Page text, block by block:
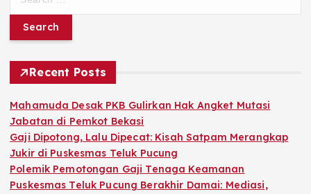
r
f
o
r
:
Recent Posts
Mahamuda Desak PKB Gulirkan Hak Angket Mutasi
Jabatan di Pemkot Bekasi
Gaji Dipotong, Lalu Dipecat: Kisah Satpam Merangkap
Jukir di Puskesmas Teluk Pucung
Polemik Pemotongan Gaji Tenaga Keamanan
Puskesmas Teluk Pucung Berakhir Damai: Mediasi,